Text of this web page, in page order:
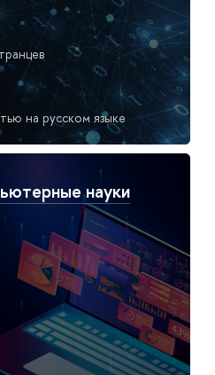
на русском языке
науки